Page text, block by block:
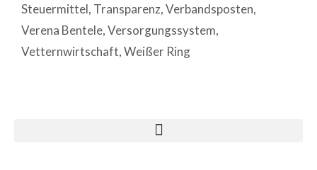
Steuermittel, Transparenz,Verbandsposten,
Verena Bentele,Versorgungssystem,
Vetternwirtschaft,Weißer Ring